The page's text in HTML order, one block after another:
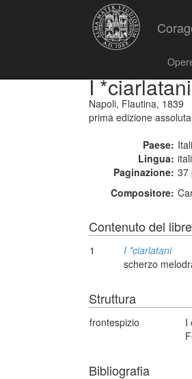
I *ciarlatani
Napoli, Flautina, 1839
prima edizione assoluta
Paese:
Lingua:
Paginazione: 37
Compositore:
Contenuto del
1
I *ciarlatani
scherzo
Struttura
frontespizio
I
Bibliografia